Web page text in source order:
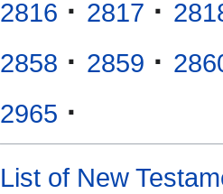
2816 · 2817 ·
2858 · 2859 ·
2965 ·
List of New